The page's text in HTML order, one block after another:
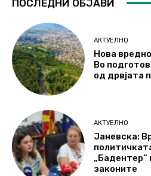
ПОСЛЕДНИ ОБЈАВИ
АКТУЕЛНО
Нова
Во
од дрвјата
АКТУЕЛНО
Јаневска:
„Бадентер“
законите